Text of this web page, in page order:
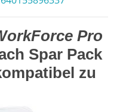
Pro
Spar Pack
zu